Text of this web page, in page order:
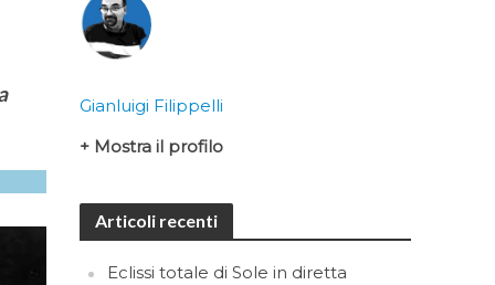
Gianluigi Filippelli
+ Mostra il profilo
Articoli recenti
Eclissi totale di Sole in diretta